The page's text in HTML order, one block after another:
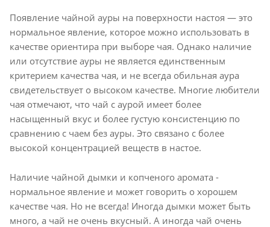
Появление чайной ауры на поверхности настоя — это
нормальное явление, которое можно использовать в
качестве ориентира при выборе чая. Однако наличие
или отсутствие ауры не является единственным
критерием качества чая, и не всегда обильная аура
свидетельствует о высоком качестве. Многие любители
чая отмечают, что чай с аурой имеет более
насыщенный вкус и более густую консистенцию по
сравнению с чаем без ауры. Это связано с более
высокой концентрацией веществ в настое.
Наличие чайной дымки и копченого аромата -
нормальное явление и может говорить о хорошем
качестве чая. Но не всегда! Иногда дымки может быть
много, а чай не очень вкусный. А иногда чай очень